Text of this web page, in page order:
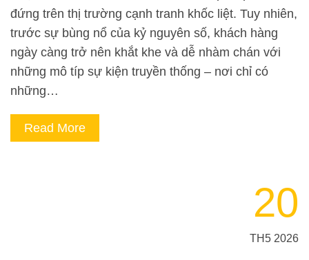
đứng trên thị trường cạnh tranh khốc liệt. Tuy nhiên,
trước sự bùng nổ của kỷ nguyên số, khách hàng
ngày càng trở nên khắt khe và dễ nhàm chán với
những mô típ sự kiện truyền thống – nơi chỉ có
những…
Read More
20
TH5 2026